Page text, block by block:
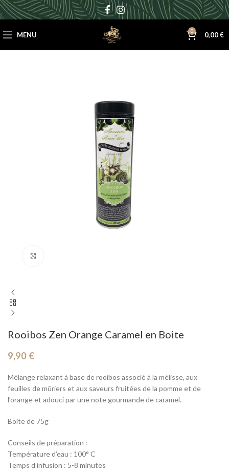
MENU 0 0,00€
Rooibos Zen Orange Caramel en Boite
9,90 €
Mélange relaxant à base de rooibos associé à la mélisse, aux
feuilles de mûriers et aux saveurs fruitées de la pomme et de
l’orange et adouci par une note gourmande de caramel.
Boite de 75g
Conseils de préparation :
Température d’eau : 100° C
Temps d’infusion : 5-8 minutes